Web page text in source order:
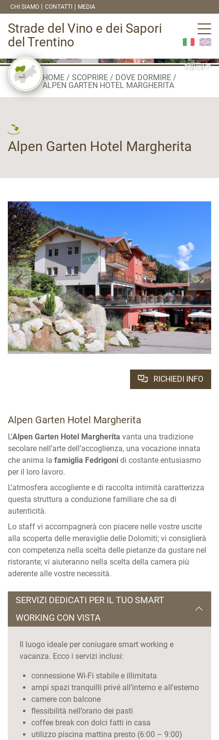
CHI SIAMO CONTATTI MEDIA
Strade del Vino e dei Sapori
del Trentino
HOME SCOPRIRE
DOVE DORMIRE
ALPEN GARTEN HOTEL MARGHERITA
Alpen Garten Hotel Margherita
RICHIEDI INFO
Alpen Garten Hotel Margherita
L’Alpen Garten Hotel Margherita vanta una tradizione
secolare nell’arte dell’accoglienza, una vocazione innata
che anima la famiglia Fedrigoni di costante entusiasmo
per il loro lavoro.
L’atmosfera accogliente e di raccolta intimità caratterizza
questa struttura a conduzione familiare che sa di
autenticità.
Lo staff vi accompagnerà con piacere nelle vostre uscite
alla scoperta delle meraviglie delle Dolomiti; vi consiglierà
con competenza nella scelta delle pietanze da gustare nel
ristorante; vi aiuteranno nella scelta della camera più
aderente alle vostre necessità.
SERVIZI DEDICATI PER IL TUO SMART
WORKING CON VISTA
Il luogo ideale per coniugare smart working e
vacanza. Ecco i servizi inclusi:
connessione Wi-Fi stabile e illimitata
ampi spazi tranquilli privé all’interno e all’esterno
camere con balcone
flessibilità nell’orario dei pasti
coffee break con dolci fatti in casa
utilizzo piscina mattina presto (6:00 – 9:00)